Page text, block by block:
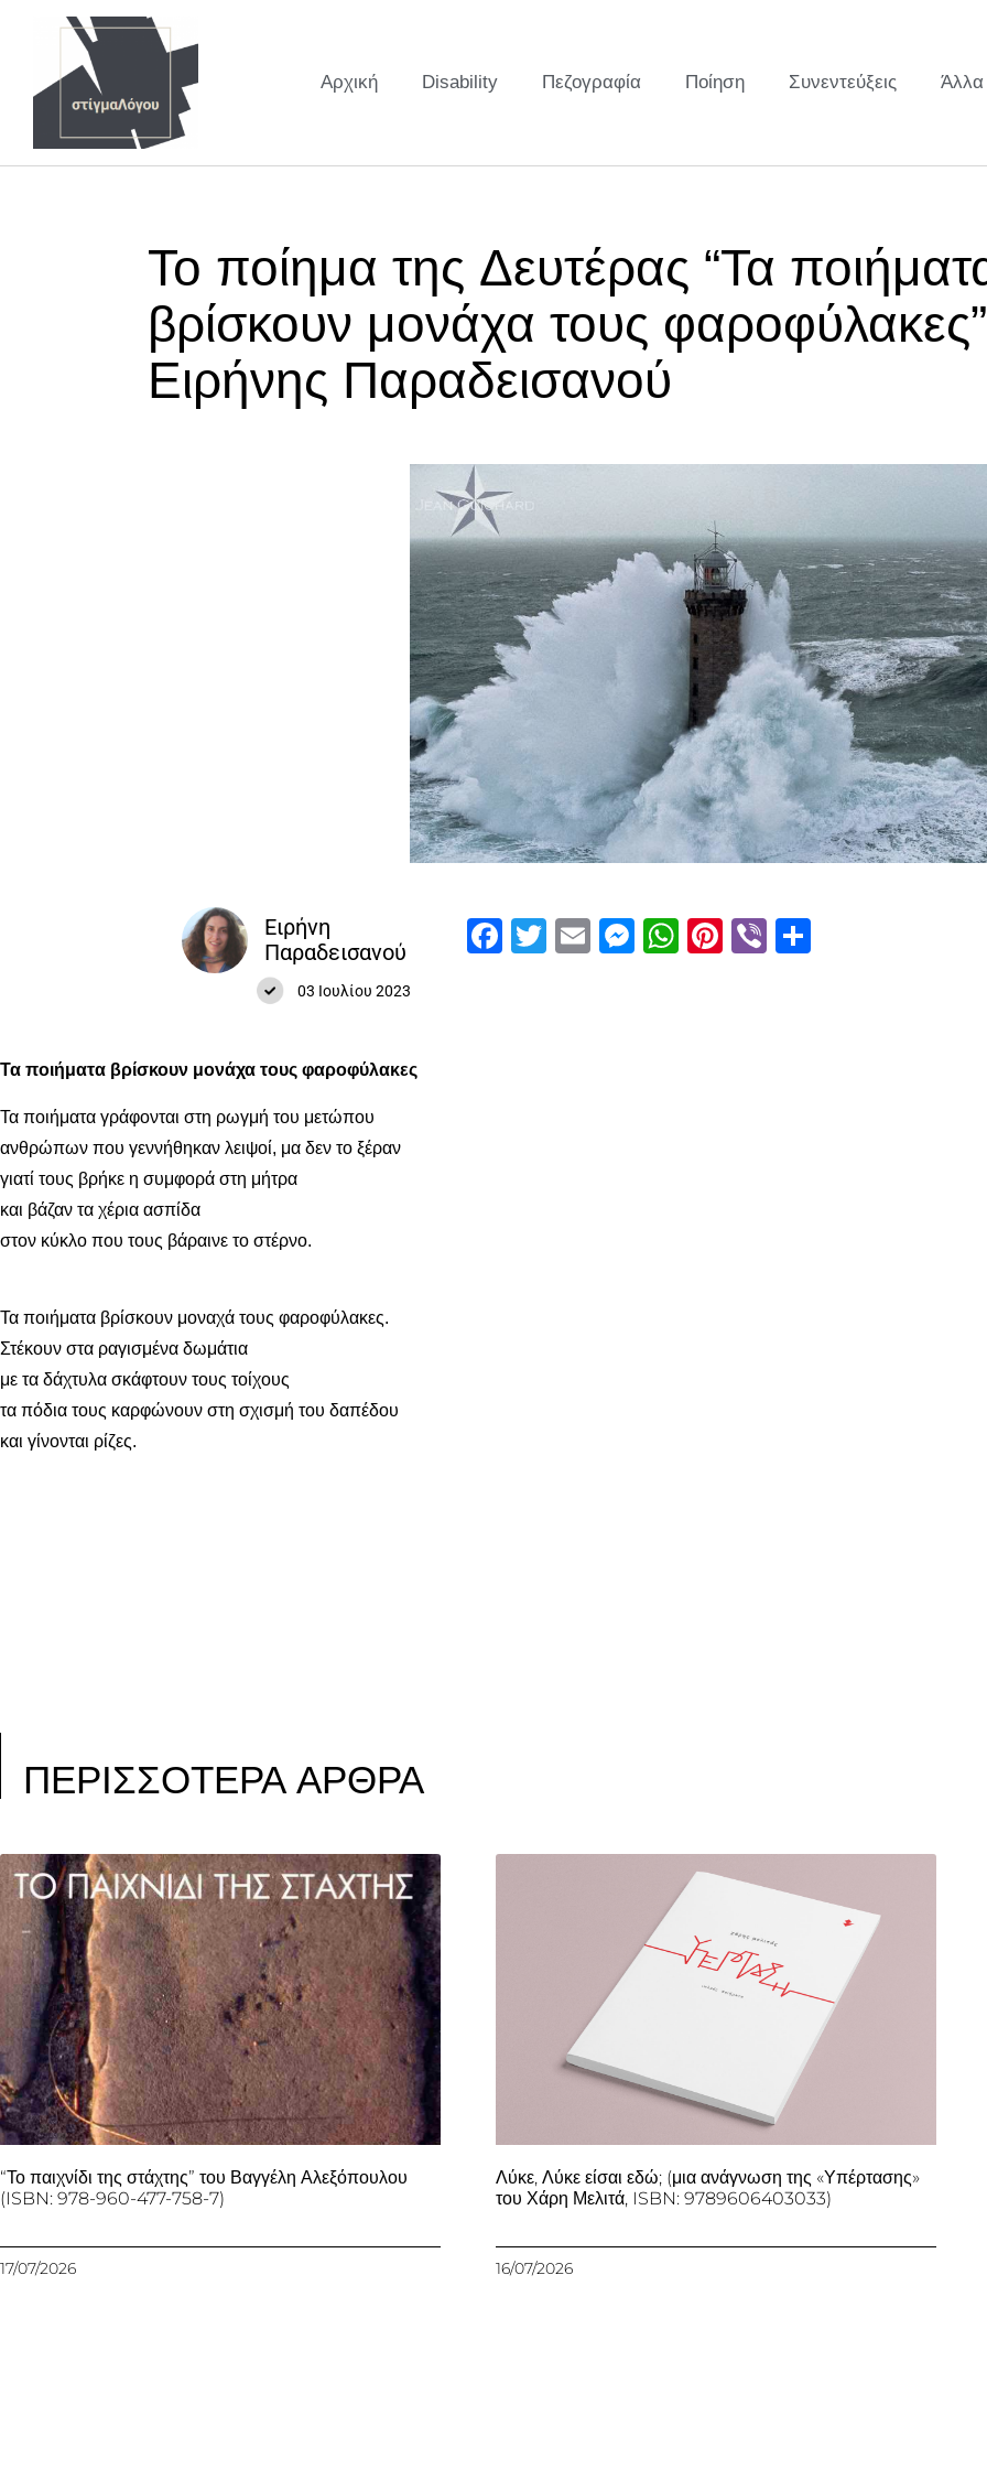
Αρχική Disability Πεζογραφία Ποίηση Συνεντεύξεις Άλλα
Το ποίημα της Δευτέρας “Τα
βρίσκουν μονάχα τους
Ειρήνης Παραδεισανού
Ειρήνη
Παραδεισανού
03 Ιουλίου 2023
Facebook
Twitter
EmailMessenger
WhatsApp
Pinterest
Viber
Τα ποιήματα βρίσκουν μονάχα τους φαροφύλακες
Τα ποιήματα γράφονται στη ρωγμή του μετώπου
ανθρώπων που γεννήθηκαν λειψοί, μα δεν το ξέραν
γιατί τους βρήκε η συμφορά στη μήτρα
και βάζαν τα χέρια ασπίδα
στον κύκλο που τους βάραινε το στέρνο.
Τα ποιήματα βρίσκουν μοναχά τους φαροφύλακες.
Στέκουν στα ραγισμένα δωμάτια
με τα δάχτυλα σκάφτουν τους τοίχους
τα πόδια τους καρφώνουν στη σχισμή του δαπέδου
και γίνονται ρίζες.
ΠΕΡΙΣΣΟΤΕΡΑ ΑΡΘΡΑ
“Το παιχνίδι της στάχτης” του Βαγγέλη Αλεξόπουλου
(ISBN: 978-960-477-758-7)
17/07/2026
Λύκε, Λύκε είσαι εδώ; (μια ανάγνωση της «Υπέρτασης»
του Χάρη Μελιτά, ISBN: 9789606403033)
16/07/2026